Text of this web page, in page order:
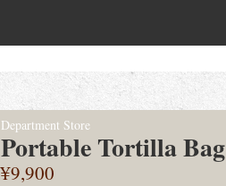
Department Store
Portable Tortilla Bag
¥9,900